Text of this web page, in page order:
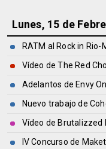
Lunes, 15 de
RATM al Rock in Rio-
Vídeo de The Red
Adelantos de Envy
Nuevo trabajo de
Vídeo de Brutalizzed
IV Concurso de